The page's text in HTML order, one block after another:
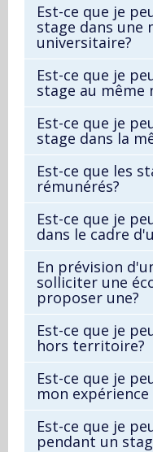
Est-ce que je
stage dans une
universitaire?
Est-ce que je
stage au même
Est-ce que je
stage dans la
Est-ce que les
rémunérés?
Est-ce que je
dans le cadre
En prévision
solliciter une
proposer une?
Est-ce que je
hors territoire?
Est-ce que je
mon
Est-ce que je
pendant un